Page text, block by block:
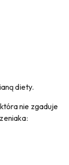
diety.
nie zgaduje